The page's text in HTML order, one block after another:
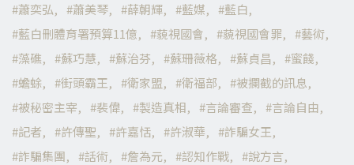
蕭奕弘
蕭美琴 薛朝輝 藍媒
藍白
藍白刪體育署預算11億
藐視國會 藐視國會罪
藝術
藻礁
蘇巧慧 蘇治芬 蘇珊薇格 蘇貞昌
蜜餞
蟾蜍
街頭霸王 衛家盟 衛福部
被攔截的訊息
被秘密主宰
裴偉 製造真相 言論審查
言論自由
記者
許傳聖 許嘉恬 許淑華
詐騙女王
詐騙集團
話術 詹為元 認知作戰
說方言